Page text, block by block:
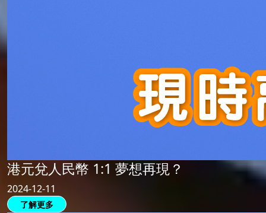
港元兌人民幣 1:1 夢想再現？
2024-12-11
了解更多